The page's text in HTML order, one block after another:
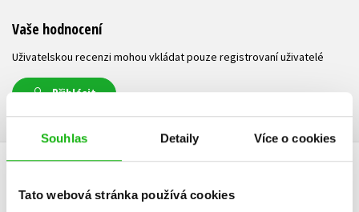
Souhlas Detaily Více o cookies
Tato webová stránka používá cookies
Vaše hodnocení
Uživatelskou recenzi mohou vkládat pouze registrovaní uživatelé
Přihlásit
AUTOR KNIHY